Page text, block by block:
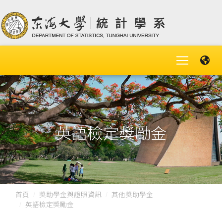
英語檢定獎勵金
首頁 獎助學金與證照資訊
其他獎助學金
英語檢定獎勵金